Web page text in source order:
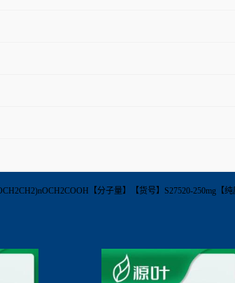
【分子量】【货号】S27520-250mg【